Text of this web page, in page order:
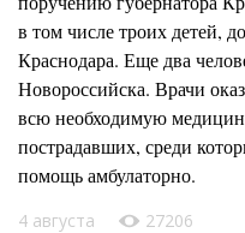
в том числе троих детей,
Краснодара. Еще два
Новороссийска. Врачи
всю необходимую
пострадавших, среди
помощь амбулаторно.
4 августа 27206